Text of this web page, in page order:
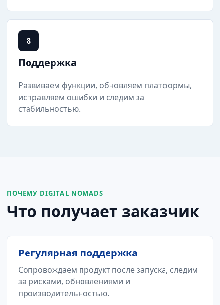
8
Поддержка
Развиваем функции, обновляем платформы,
исправляем ошибки и следим за
стабильностью.
ПОЧЕМУ DIGITAL NOMADS
Что получает заказчик
Регулярная поддержка
Сопровождаем продукт после запуска, следим
за рисками, обновлениями и
производительностью.